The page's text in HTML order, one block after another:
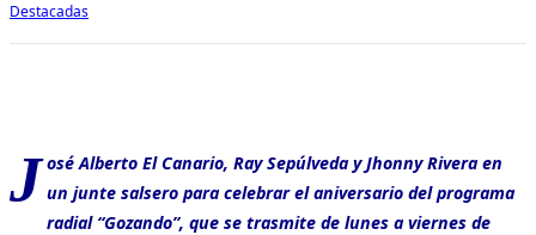
Destacadas
J osé Alberto El Canario, Ray Sepúlveda y Jhonny Rivera en
un junte salsero para celebrar el aniversario del programa
radial “Gozando”, que se trasmite de lunes a viernes de